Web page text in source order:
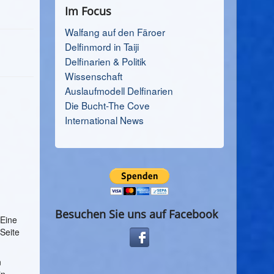
Im Focus
Walfang auf den Färoer
Delfinmord in Taiji
Delfinarien & Politik
Wissenschaft
Auslaufmodell Delfinarien
Die Bucht-The Cove
International News
Besuchen Sie uns auf Facebook